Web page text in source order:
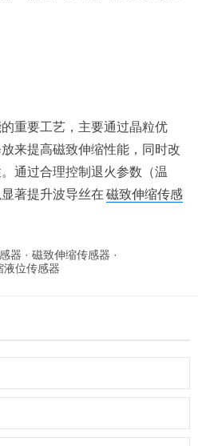
重要工艺，主要通过晶粒优
来提高磁致伸缩性能，同时改
通过合理控制退火参数（温
著提升波导丝在 磁致伸缩传感
器 · 磁致伸缩传感器 ·
液位传感器